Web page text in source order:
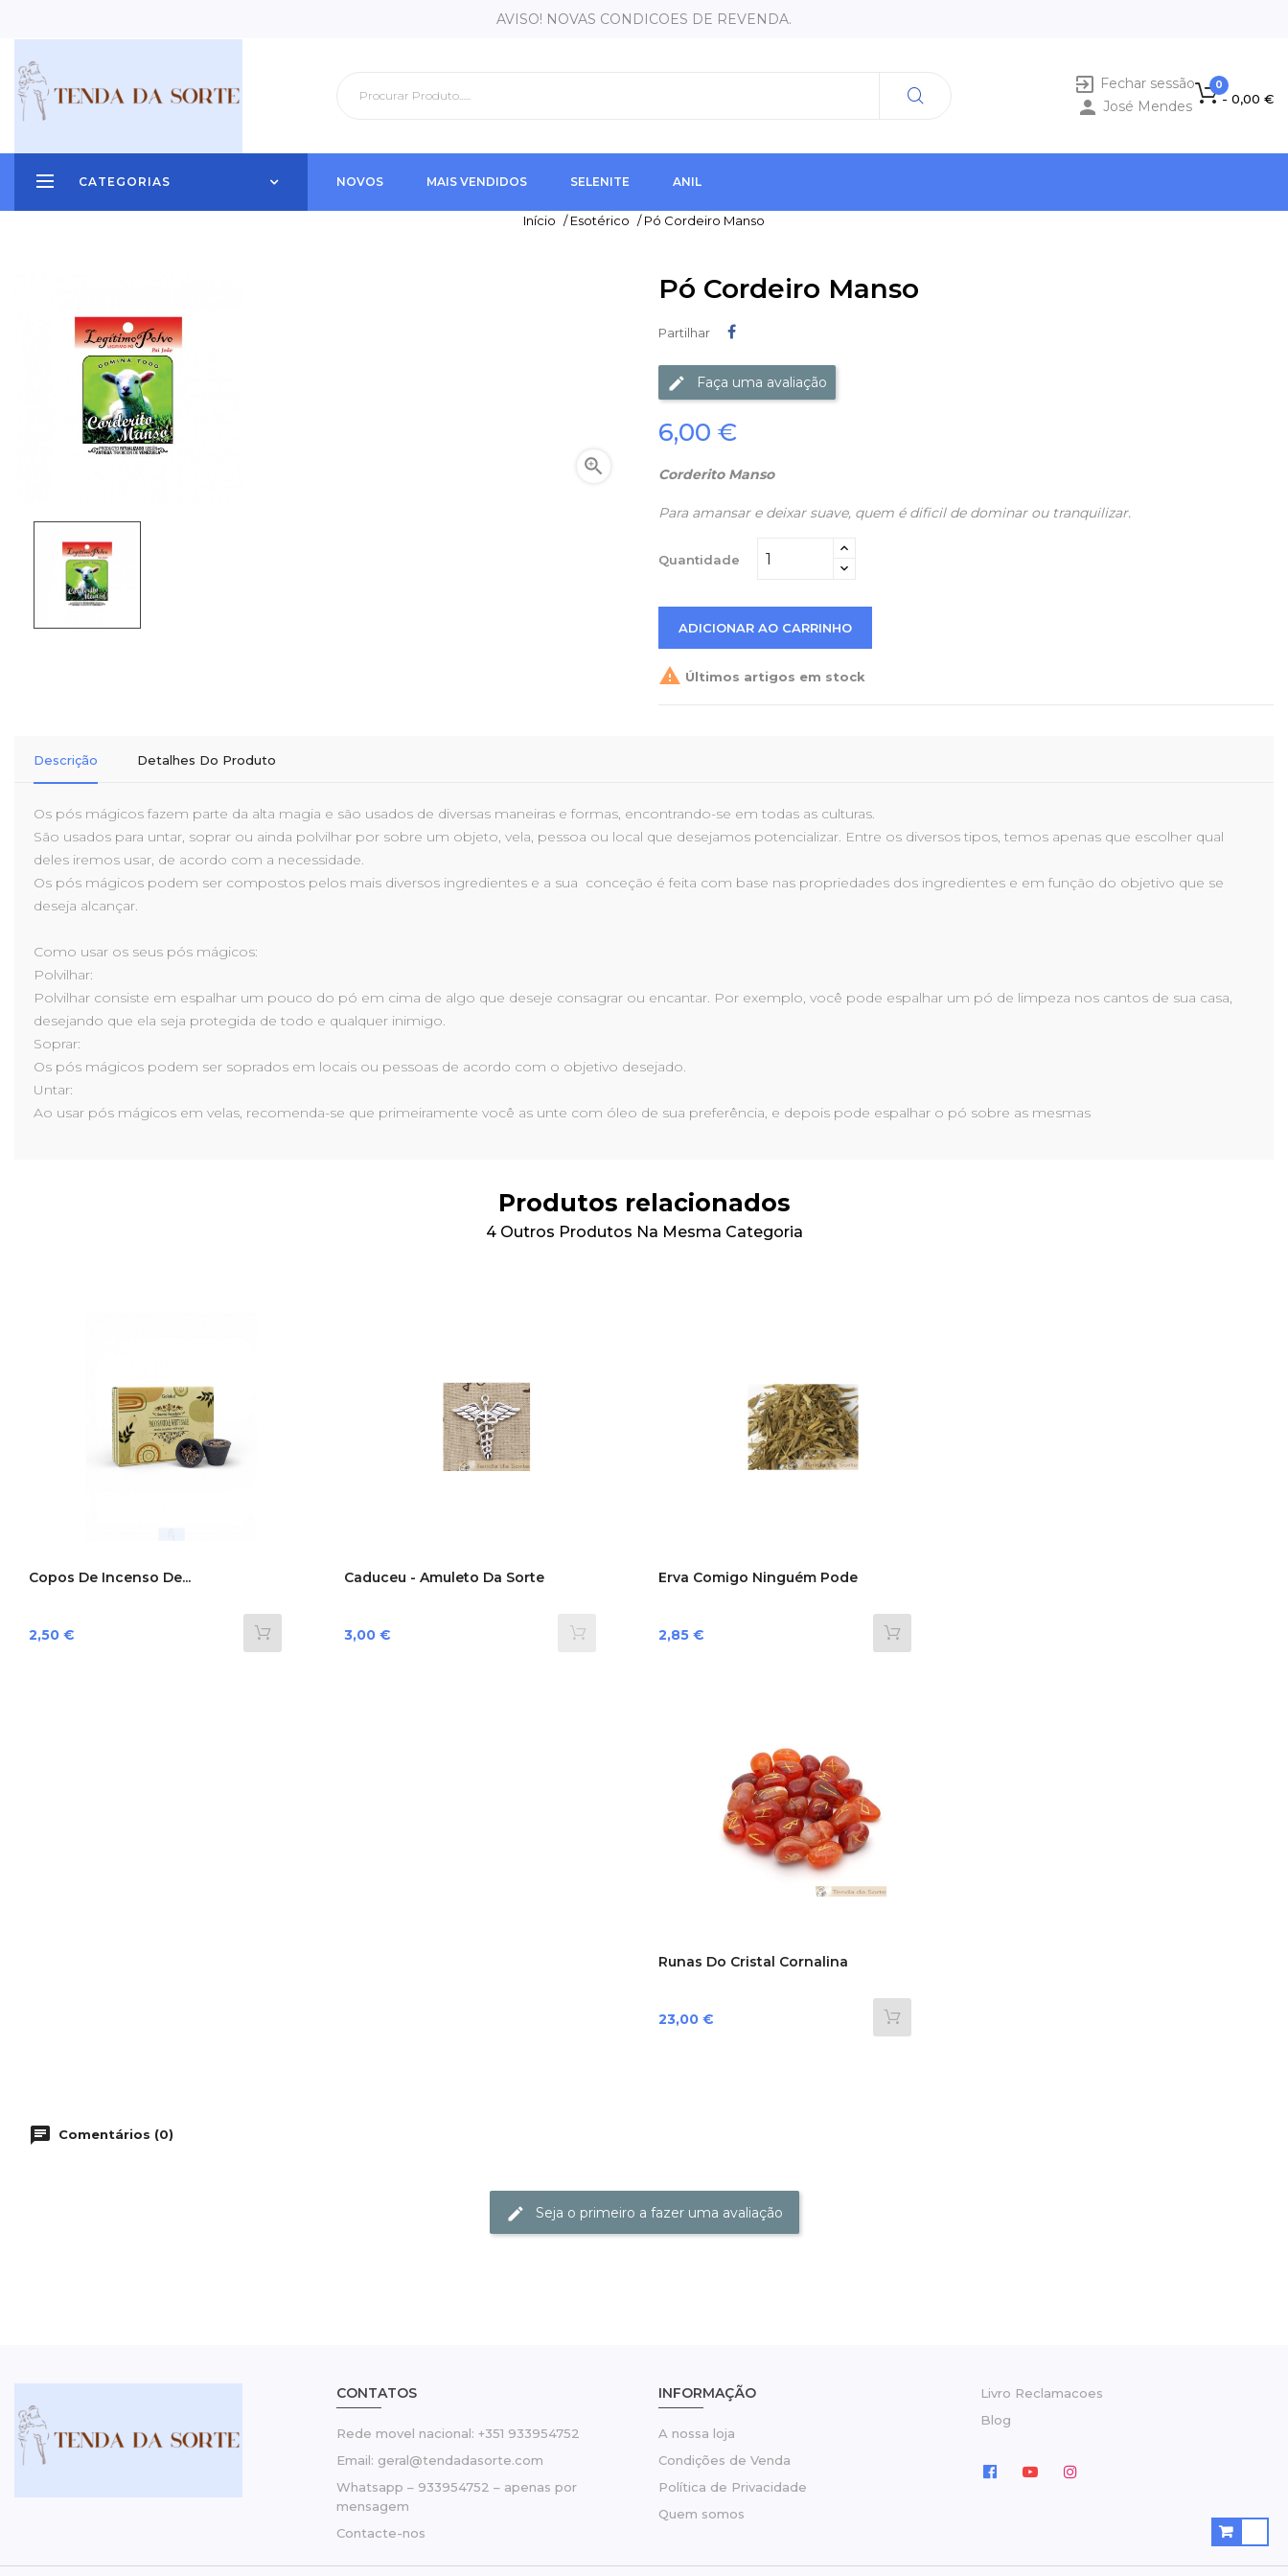
AVISO! NOVAS CONDICOES DE REVENDA.
0
- 0,00 €
 Fechar sessão
 José Mendes
CATEGORIAS NOVOS MAIS VENDIDOS SELENITE ANIL
Início / Esotérico / Pó Cordeiro Manso

Pó Cordeiro Manso
Partilhar
Faça uma avaliação
6,00 €
Corderito Manso
Para amansar e deixar suave, quem é dificil de dominar ou tranquilizar.
Quantidade
ADICIONAR AO CARRINHO
 Últimos artigos em stock
Descrição Detalhes Do Produto
Os pós mágicos fazem parte da alta magia e são usados de diversas maneiras e formas, encontrando-se em todas as culturas.
São usados para untar, soprar ou ainda polvilhar por sobre um objeto, vela, pessoa ou local que desejamos potencializar. Entre os diversos tipos, temos apenas que escolher qual
deles iremos usar, de acordo com a necessidade.
Os pós mágicos podem ser compostos pelos mais diversos ingredientes e a sua conceção é feita com base nas propriedades dos ingredientes e em função do objetivo que se
deseja alcançar.
Como usar os seus pós mágicos:
Polvilhar:
Polvilhar consiste em espalhar um pouco do pó em cima de algo que deseje consagrar ou encantar. Por exemplo, você pode espalhar um pó de limpeza nos cantos de sua casa,
desejando que ela seja protegida de todo e qualquer inimigo.
Soprar:
Os pós mágicos podem ser soprados em locais ou pessoas de acordo com o objetivo desejado.
Untar:
Ao usar pós mágicos em velas, recomenda-se que primeiramente você as unte com óleo de sua preferência, e depois pode espalhar o pó sobre as mesmas
Produtos relacionados
4 Outros Produtos Na Mesma Categoria
Copos De Incenso De...
Preço
2,50 €
Caduceu - Amuleto Da Sorte
Preço
3,00 €
Erva Comigo Ninguém Pode
Preço
2,85 €
Runas Do Cristal Cornalina
Preço
23,00 €
Comentários (0)
Seja o primeiro a fazer uma avaliação
CONTATOS
Rede movel nacional: +351 933954752
Email: geral@tendadasorte.com
Whatsapp – 933954752 – apenas por
mensagem
Contacte-nos
INFORMAÇÃO
A nossa loja
Condições de Venda
Política de Privacidade
Quem somos
Livro Reclamacoes
Blog